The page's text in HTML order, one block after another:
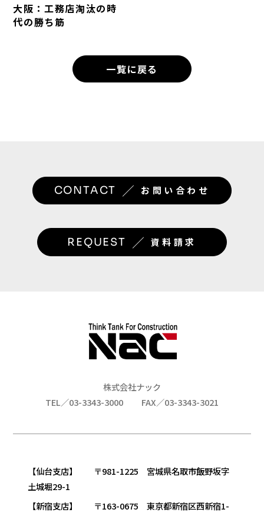
大阪：工務店淘汰の時
代の勝ち筋
一覧に戻る
CONTACT ／ お問い合わせ
REQUEST ／ 資料請求
株式会社ナック
TEL／03-3343-3000
FAX／03-3343-3021
【仙台支店】 〒981-1225 宮城県名取市飯野坂字
土城堀29-1
【新宿支店】 〒163-0675 東京都新宿区西新宿1-